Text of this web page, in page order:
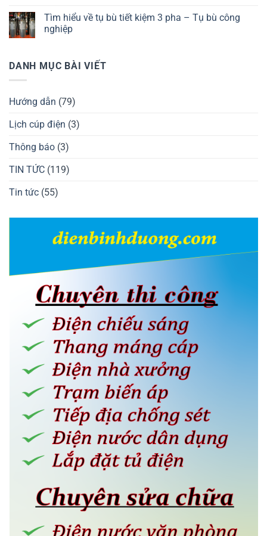
Tìm hiểu về tụ bù tiết kiệm 3 pha – Tụ bù công
nghiệp
DANH MỤC BÀI VIẾT
Hướng dẫn (79)
Lịch cúp điện (3)
Thông báo (3)
TIN TỨC (119)
Tin tức (55)